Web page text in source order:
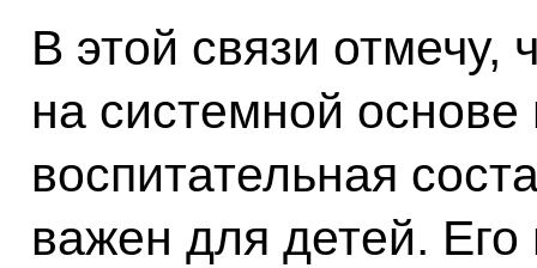
В этой связи отмечу,
на системной основе
воспитательная
важен для детей.